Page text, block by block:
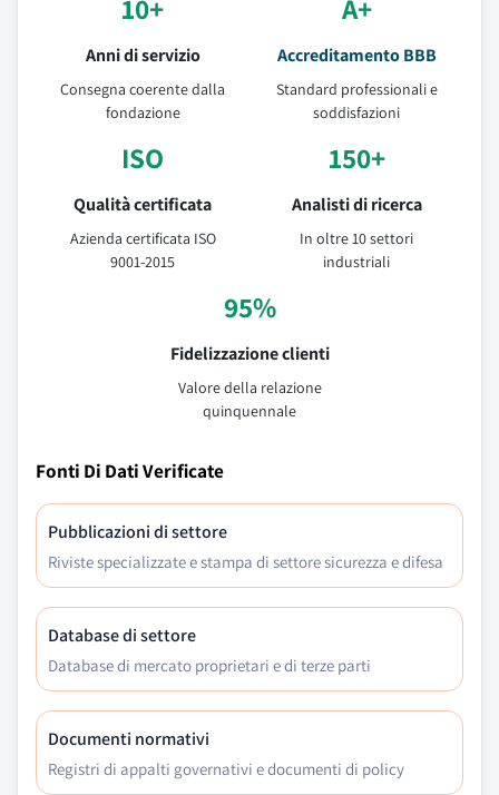
10+
Anni di servizio
Consegna coerente dalla
fondazione
A+
Accreditamento BBB
Standard professionali e
soddisfazioni
ISO
Qualità certificata
Azienda certificata ISO
9001-2015
150+
Analisti di ricerca
In oltre 10 settori
industriali
95%
Fidelizzazione clienti
Valore della relazione
quinquennale
Fonti Di Dati Verificate
Pubblicazioni di settore
Riviste specializzate e stampa di settore sicurezza e difesa
Database di settore
Database di mercato proprietari e di terze parti
Documenti normativi
Registri di appalti governativi e documenti di policy